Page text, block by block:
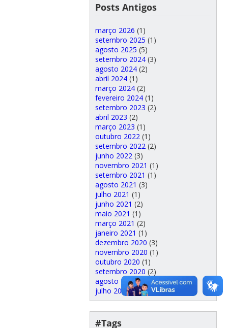
Posts Antigos
março 2026 (1)
setembro 2025 (1)
agosto 2025 (5)
setembro 2024(3)
agosto 2024(2)
abril 2024(1)
março 2024(2)
fevereiro 2024(1)
setembro 2023 (2)
abril 2023 (2)
março 2023 (1)
outubro 2022 (1)
setembro 2022 (2)
junho 2022 (3)
novembro 2021 (1)
setembro 2021 (1)
agosto 2021 (3)
julho 2021 (1)
junho 2021 (2)
maio 2021 (1)
março 2021 (2)
janeiro 2021 (1)
dezembro 2020 (3)
novembro 2020 (1)
outubro 2020 (1)
setembro 2020 (2)
agosto 2020(2)
julho 2020(2)
#Tags